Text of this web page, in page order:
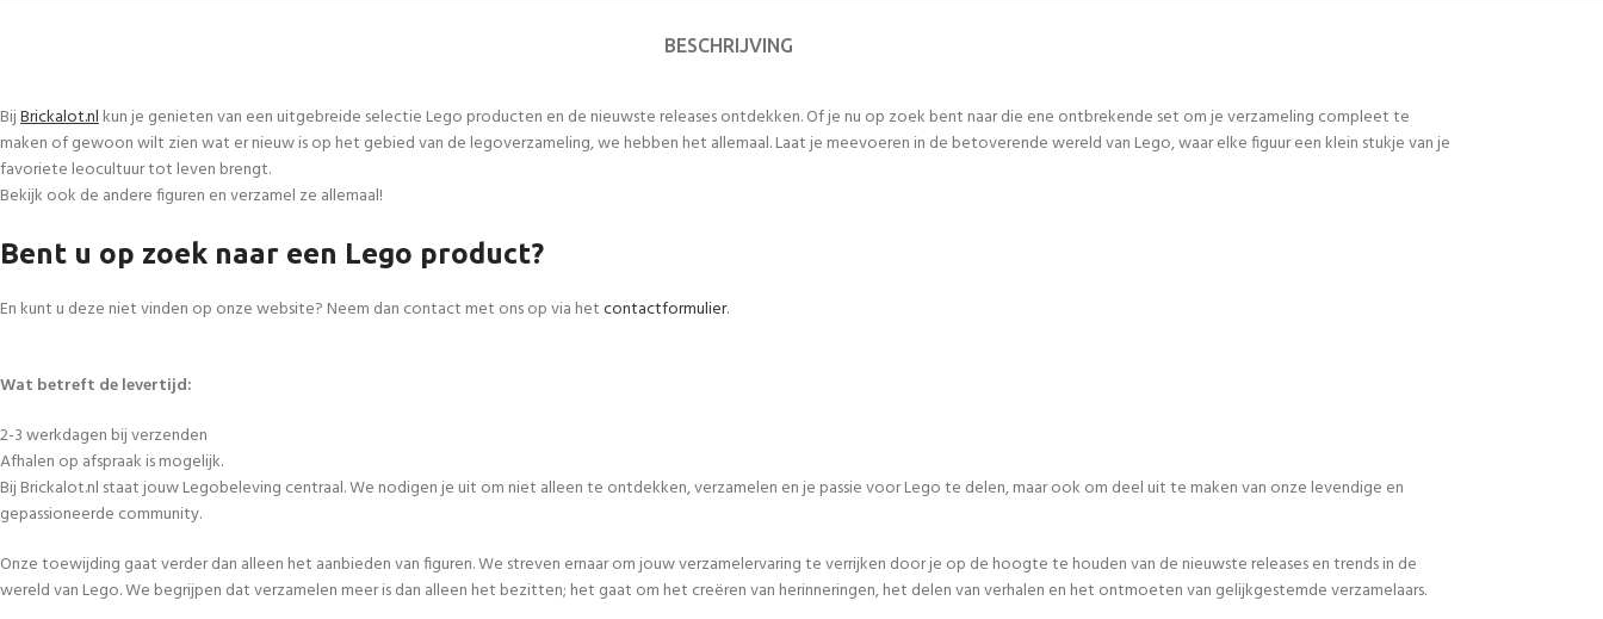
BESCHRIJVING
BijBrickalot.nlkun je genieten van een uitgebreide selectie Lego producten en de nieuwste releases ontdekken. Of je nu op zoek bent naar die ene ontbrekende set om je verzameling compleet te
maken of gewoon wilt zien wat er nieuw is op het gebied van de legoverzameling, we hebben het allemaal. Laat je meevoeren in de betoverende wereld van Lego, waar elke figuur een klein stukje van je
favoriete leocultuur tot leven brengt.
Bekijk ook de andere figuren en verzamel ze allemaal!
Bent u op zoek naar een Lego product?
En kunt u deze niet vinden op onze website? Neem dan contact met ons op via hetcontactformulier.
Wat betreft de levertijd:
2-3 werkdagen bij verzenden
Afhalen op afspraak is mogelijk.
Bij Brickalot.nl staat jouw Legobeleving centraal. We nodigen je uit om niet alleen te ontdekken, verzamelen en je passie voor Lego te delen, maar ook om deel uit te maken van onze levendige en
gepassioneerde community.
Onze toewijding gaat verder dan alleen het aanbieden van figuren. We streven ernaar om jouw verzamelervaring te verrijken door je op de hoogte te houden van de nieuwste releases en trends in de
wereld van Lego. We begrijpen dat verzamelen meer is dan alleen het bezitten; het gaat om het creëren van herinneringen, het delen van verhalen en het ontmoeten van gelijkgestemde verzamelaars.